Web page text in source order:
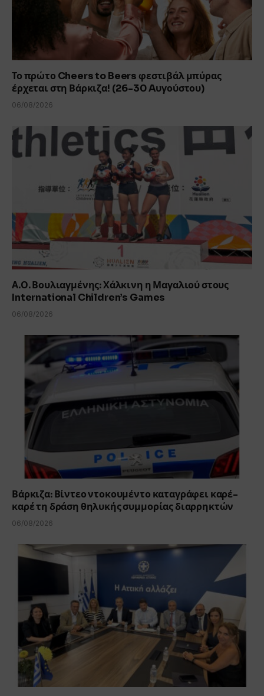
Το πρώτο Cheers to Beers φεστιβάλ μπύρας
έρχεται στη Βάρκιζα! (26-30 Aυγούστου)
06/08/2026
Α.Ο. Βουλιαγμένης: Χάλκινη η Μαγαλιού στους
International Children’s Games
06/08/2026
Βάρκιζα: Βίντεο ντοκουμέντο καταγράφει καρέ-
καρέ τη δράση θηλυκής συμμορίας διαρρηκτών
06/08/2026